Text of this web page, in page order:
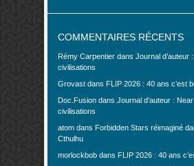
COMMENTAIRES RÉCENTS
Rémy Carpentier dans Journal d’auteur
civilisations
Grovast dans FLIP 2026 : 40 ans c’est
Doc.Fusion dans Journal d’auteur : Near
civilisations
atom dans Forbidden Stars réimaginé
Cthulhu
morlockbob dans FLIP 2026 : 40 ans